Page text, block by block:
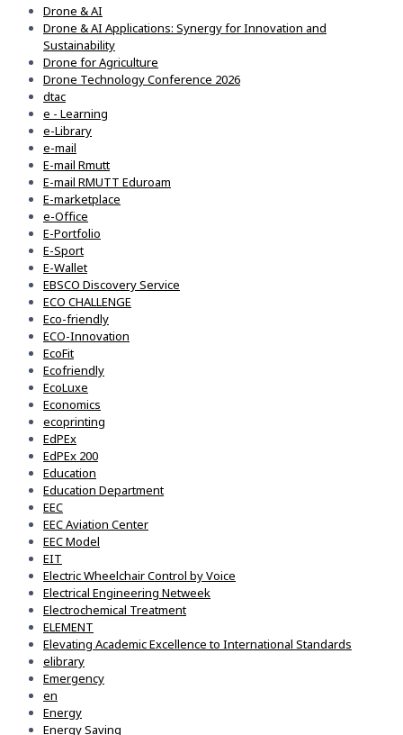
Drone & AI
Drone & AI Applications: Synergy for Innovation and
Sustainability
Drone for Agriculture
Drone Technology Conference 2026
dtac
e - Learning
e-Library
e-mail
E-mail Rmutt
E-mail RMUTT Eduroam
E-marketplace
e-Office
E-Portfolio
E-Sport
E-Wallet
EBSCO Discovery Service
ECO CHALLENGE
Eco-friendly
ECO-Innovation
EcoFit
Ecofriendly
EcoLuxe
Economics
ecoprinting
EdPEx
EdPEx 200
Education
Education Department
EEC
EEC Aviation Center
EEC Model
EIT
Electric Wheelchair Control by Voice
Electrical Engineering Netweek
Electrochemical Treatment
ELEMENT
Elevating Academic Excellence to International Standards
elibrary
Emergency
en
Energy
Energy Saving